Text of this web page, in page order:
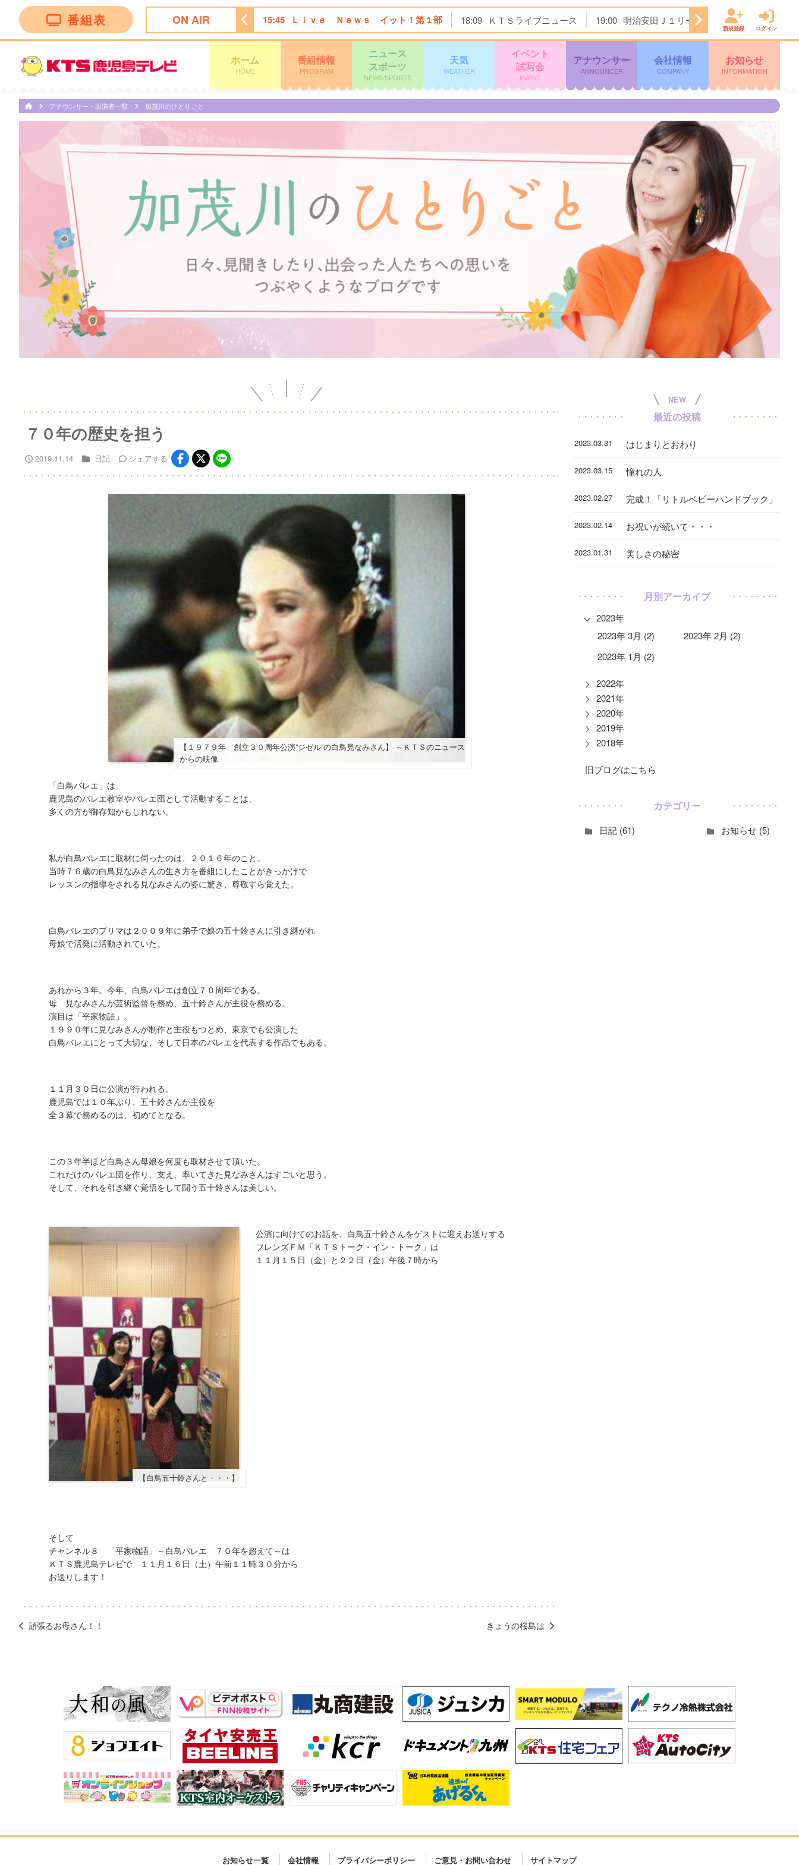
番組表 ON AIR
14:50 ぽよチャンネル ミキティダイニング 15:45 Ｌｉｖｅ Ｎｅｗｓ イット！第１部 18:09 ＫＴＳライブニュース 19:00 明治安田Ｊ１リーグ開幕戦 横浜Ｆ・マリ
新規登録 ログイン
ホーム
HOME
番組情報
PROGRAM
ニュース
スポーツ
NEWS/SPORTS
天気
WEATHER
イベント
試写会
EVENT
アナウンサー
ANNOUNCER
会社情報
COMPANY
お知らせ
INFORMATION
アナウンサー・出演者一覧 加茂川のひとりごと
７０年の歴史を担う
2019.11.14 日記 シェアする
【１９７９年 創立３０周年公演”ジゼル”の白鳥見なみさん】 ～ＫＴＳのニュース
からの映像
「白鳥バレエ」は
鹿児島のバレエ教室やバレエ団として活動することは、
多くの方が御存知かもしれない。
私が白鳥バレエに取材に伺ったのは、２０１６年のこと。
当時７６歳の白鳥見なみさんの生き方を番組にしたことがきっかけで
レッスンの指導をされる見なみさんの姿に驚き、尊敬すら覚えた。
白鳥バレエのプリマは２００９年に弟子で娘の五十鈴さんに引き継がれ
母娘で活発に活動されていた。
あれから３年。今年、白鳥バレエは創立７０周年である。
母 見なみさんが芸術監督を務め、五十鈴さんが主役を務める。
演目は「平家物語」。
１９９０年に見なみさんが制作と主役もつとめ、東京でも公演した
白鳥バレエにとって大切な、そして日本のバレエを代表する作品でもある。
１１月３０日に公演が行われる。
鹿児島では１０年ぶり、五十鈴さんが主役を
全３幕で務めるのは、初めてとなる。
この３年半ほど白鳥さん母娘を何度も取材させて頂いた。
これだけのバレエ団を作り、支え、率いてきた見なみさんはすごいと思う。
そして、それを引き継ぐ覚悟をして闘う五十鈴さんは美しい。
【白鳥五十鈴さんと・・・】
公演に向けてのお話を、白鳥五十鈴さんをゲストに迎えお送りする
フレンズＦＭ「ＫＴＳトーク・イン・トーク」は
１１月１５日（金）と２２日（金）午後７時から
そして
チャンネル８ 「平家物語」～白鳥バレエ ７０年を超えて～は
ＫＴＳ鹿児島テレビで １１月１６日（土）午前１１時３０分から
お送りします！
頑張るお母さん！！ きょうの桜島は
NEW
最近の投稿
2023.03.31 はじまりとおわり
2023.03.15 憧れの人
2023.02.27 完成！「リトルベビーハンドブック」
2023.02.14 お祝いが続いて・・・
2023.01.31 美しさの秘密
月別アーカイブ
2023年
2023年 3月 (2)
2023年 2月 (2)
2023年 1月 (2)
2022年
2021年
2020年
2019年
2018年
旧ブログはこちら
カテゴリー
日記 (61) お知らせ (5)
お知らせ一覧 会社情報 プライバシーポリシー ご意見・お問い合わせ サイトマップ